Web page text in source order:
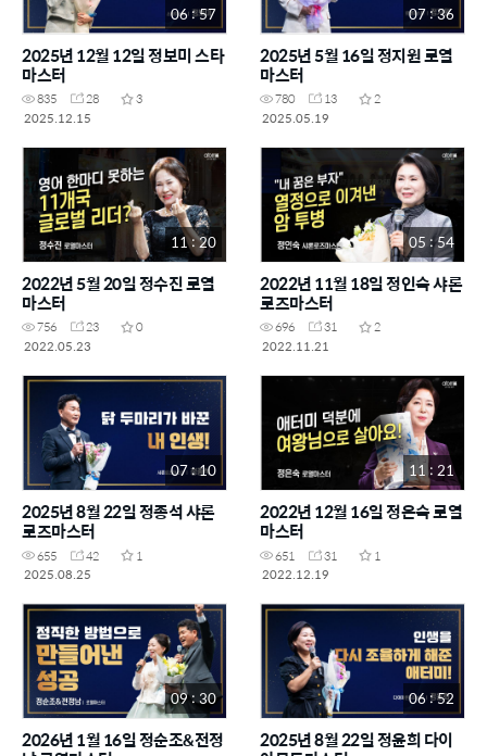
06 : 57
2025년 12월 12일 정보미 스타
마스터
835 28
3
2025.12.15
07 : 36
2025년 5월 16일 정지원 로열
마스터
780 13
2
2025.05.19
11 : 20
2022년 5월 20일 정수진 로열
마스터
756 23
0
2022.05.23
05 : 54
2022년 11월 18일 정인숙 샤론
로즈마스터
696 31
2
2022.11.21
07 : 10
2025년 8월 22일 정종석 샤론
로즈마스터
655 42
1
2025.08.25
11 : 21
2022년 12월 16일 정은숙 로열
마스터
651 31
1
2022.12.19
09 : 30
2026년 1월 16일 정순조&전정
06 : 52
2025년 8월 22일 정윤희 다이